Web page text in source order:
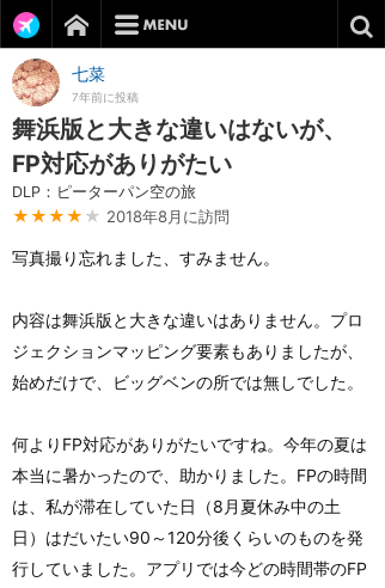
七菜
7年前に投稿
舞浜版と大きな違いはないが、
FP対応がありがたい
DLP：ピーターパン空の旅
★★★★ ★ 2018年8月に訪問
写真撮り忘れました、すみません。
内容は舞浜版と大きな違いはありません。プロ
ジェクションマッピング要素もありましたが、
始めだけで、ビッグベンの所では無しでした。
何よりFP対応がありがたいですね。今年の夏は
本当に暑かったので、助かりました。FPの時間
は、私が滞在していた日（8月夏休み中の土
日）はだいたい90～120分後くらいのものを発
行していました。アプリでは今どの時間帯のFP